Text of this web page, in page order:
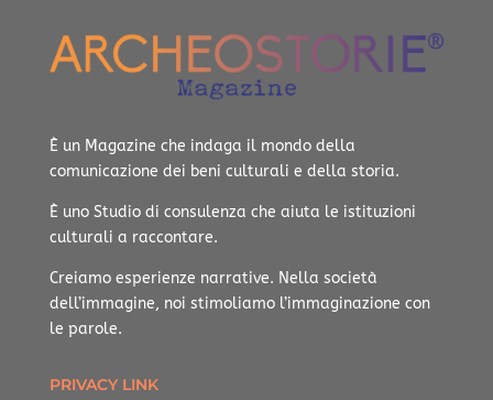
È un Magazine che indaga il mondo della
comunicazione dei beni culturali e della storia.
È uno Studio di consulenza che aiuta le istituzioni
culturali a raccontare.
Creiamo esperienze narrative. Nella società
dell’immagine, noi stimoliamo l’immaginazione con
le parole.
PRIVACY LINK